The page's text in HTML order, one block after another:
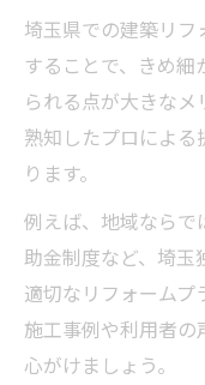
埼玉県での建築リ
することで、きめ
られる点が大きな
熟知したプロによ
ります。
例えば、地域なら
助金制度など、埼玉
適切なリフォームプ
施工事例や利用者
心がけましょう。